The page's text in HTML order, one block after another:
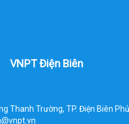
VNPT Điện Biên
Thanh Trường, TP. Điện Biên